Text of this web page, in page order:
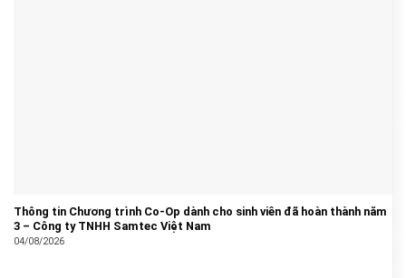
Thông tin Chương trình Co-Op dành cho sinh viên đã hoàn thành năm
3 – Công ty TNHH Samtec Việt Nam
04/08/2026